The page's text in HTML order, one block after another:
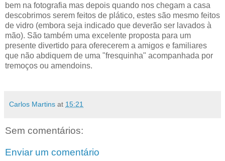
bem na fotografia mas depois quando nos chegam a casa
descobrimos serem feitos de plático, estes são mesmo feitos
de vidro (embora seja indicado que deverão ser lavados à
mão). São também uma excelente proposta para um
presente divertido para oferecerem a amigos e familiares
que não abdiquem de uma "fresquinha" acompanhada por
tremoços ou amendoins.
Carlos Martins at 15:21
Sem comentários:
Enviar um comentário